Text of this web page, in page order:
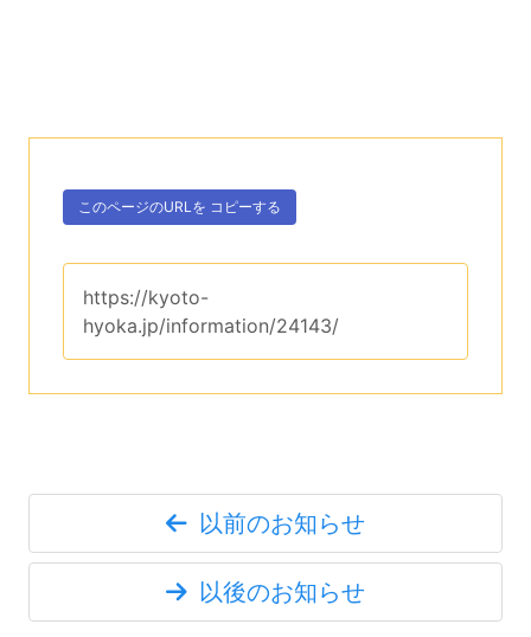
このページのURLを コピーする
。
https://kyoto-
hyoka.jp/information/24143/
以前のお知らせ
以後のお知らせ